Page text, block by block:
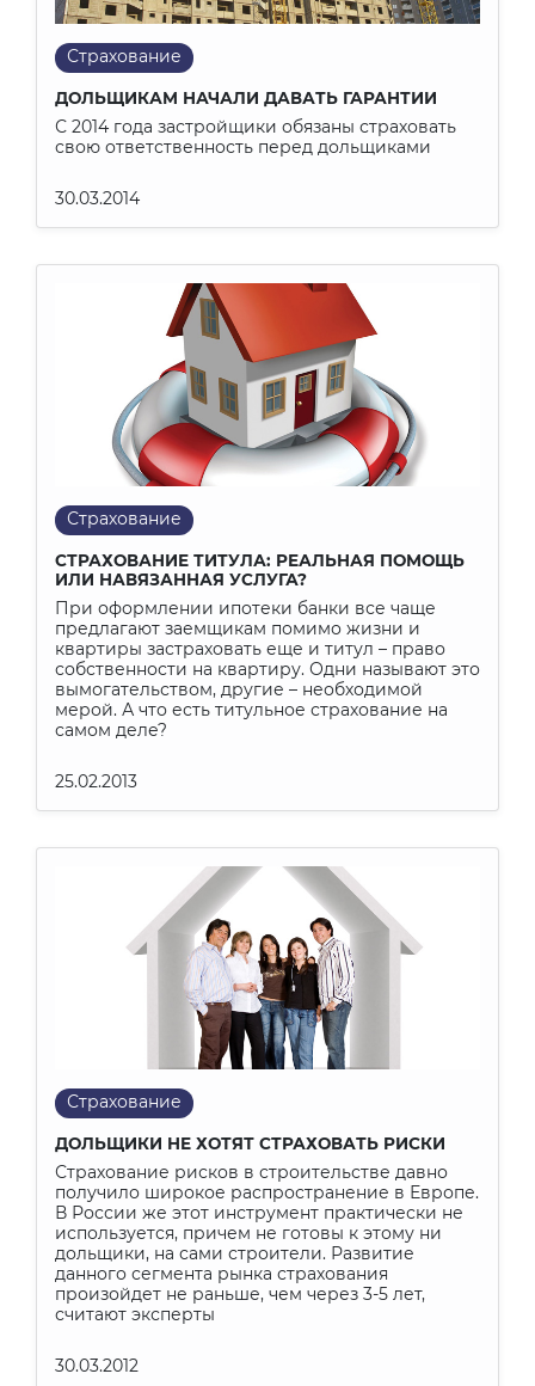
Страхование
ДОЛЬЩИКАМ НАЧАЛИ ДАВАТЬ ГАРАНТИИ
С 2014 года застройщики обязаны страховать
свою ответственность перед дольщиками
30.03.2014
Страхование
СТРАХОВАНИЕ ТИТУЛА: РЕАЛЬНАЯ ПОМОЩЬ
ИЛИ НАВЯЗАННАЯ УСЛУГА?
При оформлении ипотеки банки все чаще
предлагают заемщикам помимо жизни и
квартиры застраховать еще и титул – право
собственности на квартиру. Одни называют это
вымогательством, другие – необходимой
мерой. А что есть титульное страхование на
самом деле?
25.02.2013
Страхование
ДОЛЬЩИКИ НЕ ХОТЯТ СТРАХОВАТЬ РИСКИ
Страхование рисков в строительстве давно
получило широкое распространение в Европе.
В России же этот инструмент практически не
используется, причем не готовы к этому ни
дольщики, на сами строители. Развитие
данного сегмента рынка страхования
произойдет не раньше, чем через 3-5 лет,
считают эксперты
30.03.2012